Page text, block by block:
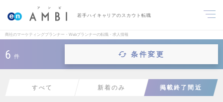
若手ハイキャリアのスカウト転職
商社のマーケティングプランナー・Webプランナーの転職・求人情報
6 件 条件変更
すべて 新着のみ 掲載終了間近